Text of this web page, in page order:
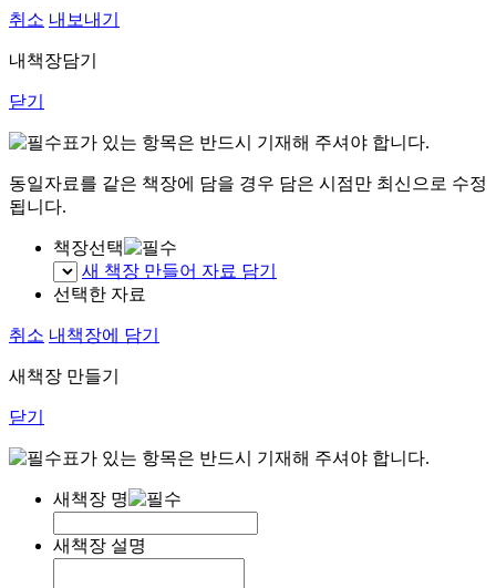
취소 내보내기
내책장담기
닫기
표가 있는 항목은 반드시 기재해 주셔야 합니다.
동일자료를 같은 책장에 담을 경우 담은 시점만 최신으로 수정
됩니다.
책장선택
새 책장 만들어 자료 담기
선택한 자료
취소 내책장에 담기
새책장 만들기
닫기
표가 있는 항목은 반드시 기재해 주셔야 합니다.
새책장 명
새책장 설명